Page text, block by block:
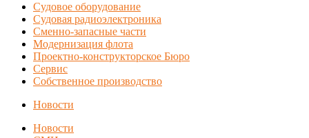
Судовое оборудование
Судовая радиоэлектроника
Сменно-запасные части
Модернизация флота
Проектно-конструкторское Бюро
Сервис
Собственное производство
Новости
Новости